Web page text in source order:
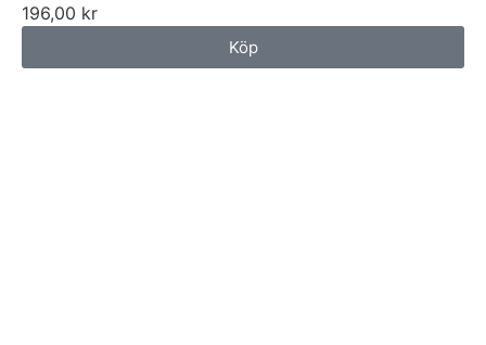
196,00 kr
Köp